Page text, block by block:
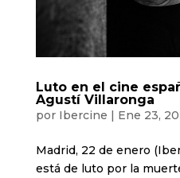
Luto en el cine
Agustí Villaronga
por Ibercine | Ene 23,
Madrid, 22 de enero
está de luto por la